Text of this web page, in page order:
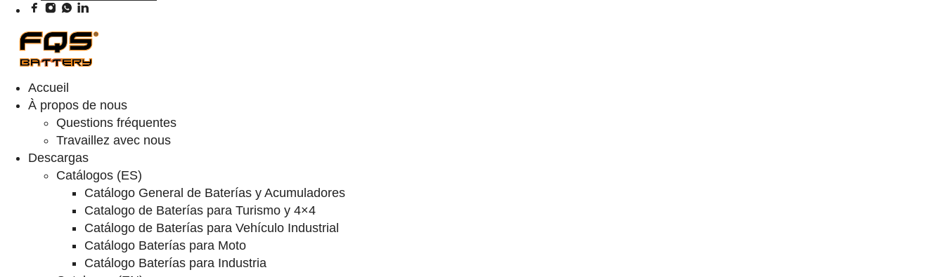
Accueil
À propos de nous
Questions fréquentes
Travaillez avec nous
Descargas
Catálogos (ES)
Catálogo General de Baterías y Acumuladores
Catalogo de Baterías para Turismo y 4×4
Catálogo de Baterías para Vehículo Industrial
Catálogo Baterías para Moto
Catálogo Baterías para Industria